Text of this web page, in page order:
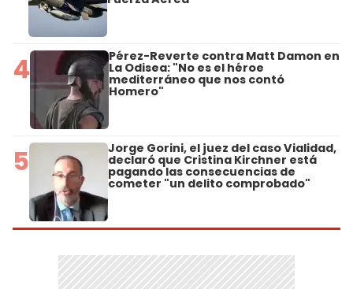
4 Pérez-Reverte contra Matt Damon en
La Odisea: "No es el héroe
mediterráneo que nos contó
Homero"
5 Jorge Gorini, el juez del caso Vialidad,
declaró que Cristina Kirchner está
pagando las consecuencias de
cometer "un delito comprobado"